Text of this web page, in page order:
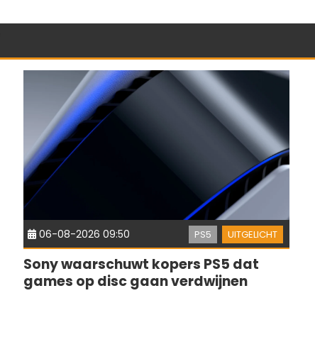
06-08-2026 09:50 PS5 UITGELICHT
Sony waarschuwt kopers PS5 dat
games op disc gaan verdwijnen